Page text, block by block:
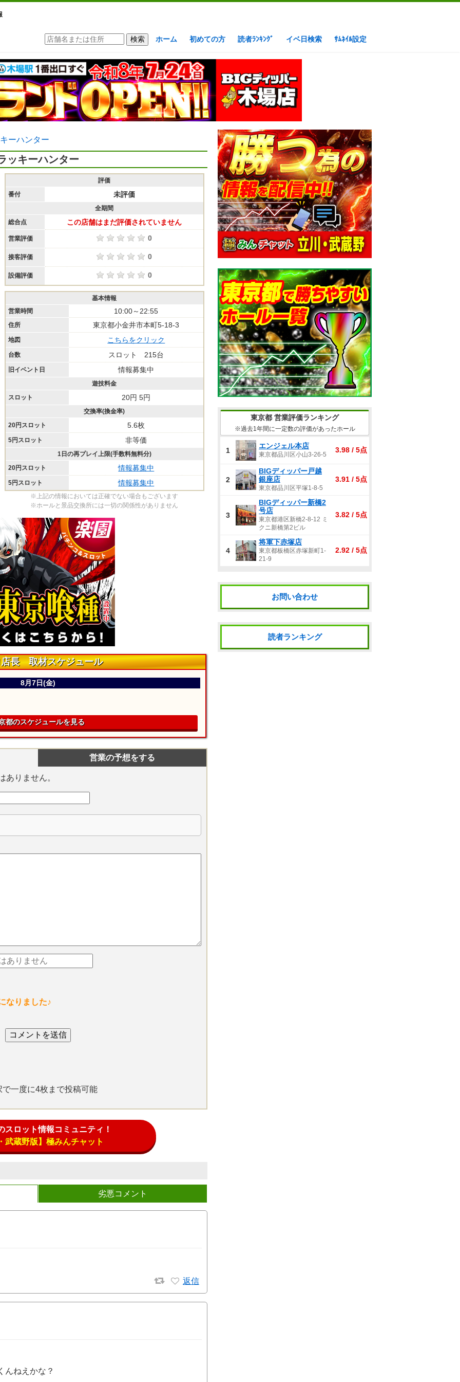
ホーム 初めての方 読者ﾗﾝｷﾝｸﾞ イベ日検索 ｻﾑﾈｲﾙ設定
ーハンター
ッキーハンター
評価
番付
未評価
全期間
総合点
この店舗はまだ評価されていません
営業評価 0
接客評価 0
設備評価 0
基本情報
営業時間
10:00～22:55
住所 東京都小金井市本町5-18-3
地図 こちらをクリック
台数 スロット 215台
旧イベント日 情報募集中
遊技料金
スロット
20円 5円
交換率(換金率)
20円スロット
5.6枚
5円スロット 非等価
1日の再プレイ上限(手数料無料分)
20円スロット
情報募集中
5円スロット 情報募集中
※上記の情報においては正確でない場合もございます
※ホールと景品交換所には一切の関係性がありません
店長 取材スケジュール
8月7日(金)
都のスケジュールを見る
営業の予想をする
ありません。
なりました♪
一度に4枚まで投稿可能
スロット情報コミュニティ！
武蔵野版】極みんチャット
劣悪コメント
返信
んねえかな？
東京都 営業評価ランキング
※過去1年間に一定数の評価があったホール
1
エンジェル本店
東京都品川区小山3-26-5
3.98 / 5点
2
BIGディッパー戸越
銀座店
東京都品川区平塚1-8-5
3.91 / 5点
3
BIGディッパー新橋2
号店
東京都港区新橋2-8-12 ミ
クニ新橋第2ビル
3.82 / 5点
4
将軍下赤塚店
東京都板橋区赤塚新町1-
21-9
2.92 / 5点
お問い合わせ
読者ランキング